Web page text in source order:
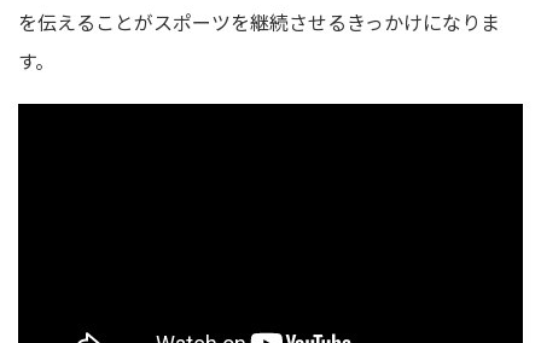
を伝えることがスポーツを継続させるきっかけになりま
す。